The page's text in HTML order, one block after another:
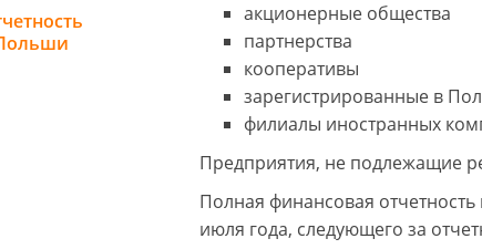
акционерные общества
партнерства
кооперативы
зарегистрированные в
филиалы иностранных
Предприятия, не подлежащие
Полная финансовая
июля года, следующего за